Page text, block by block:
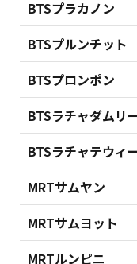
BTSプラカノン
BTSプルンチット
BTSプロンポン
BTSラチャダムリ
BTSラチャテウィ
MRTサムヤン
MRTサムヨット
MRTルンピニ